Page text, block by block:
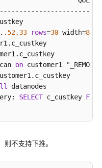
. .52.33 rows=30 width=8
on customer1
datanodes
SELECT c_custkey FROM
不支持下推。